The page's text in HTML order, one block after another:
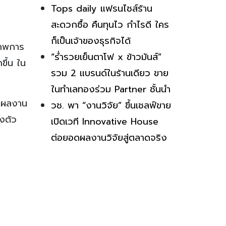
การ
น ใน
ลงาน
ตัว
Tops daily แฟรนไชส์ร้าน
สะดวกซื้อ คืนทุนไว กำไรดี ใคร
ก็เป็นเจ้าของธุรกิจได้
“ร่ำรวยเย็นตาโฟ x ข้าวมันส์”
รวม 2 แบรนด์ในร้านเดียว ขาย
ในทำเลทองร่วม Partner ชั้นนำ
วช. พา “งานวิจัย” ขึ้นเชลฟ์ขาย
เปิดเวที Innovative House
ต่อยอดผลงานวิจัยสู่ตลาดจริง